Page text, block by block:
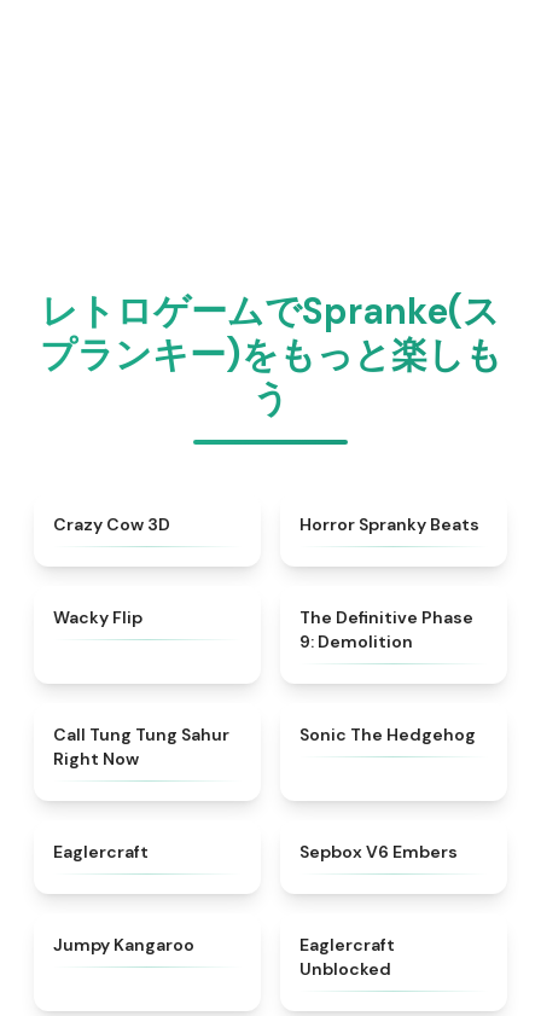
レトロゲームでSpranke(ス
プランキー)をもっと楽しも
う
Crazy Cow 3D 4.8
Horror Spranky Beats
Wacky Flip
The Definitive Phase
9: Demolition
★
Call Tung Tung Sahur
Right Now
★
Sonic The Hedgehog
Eaglercraft Sepbox V6 Embers
Jumpy Kangaroo
Eaglercraft
Unblocked